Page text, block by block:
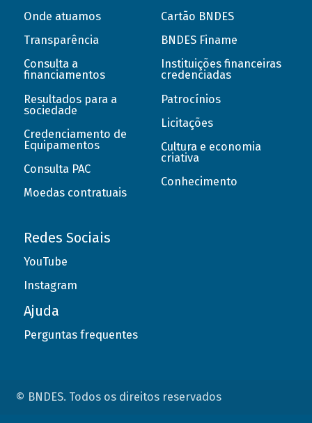
Onde atuamos
Transparência
Consulta a
financiamentos
Resultados para a
sociedade
Credenciamento de
Equipamentos
Consulta PAC
Moedas contratuais
Cartão BNDES
BNDES Finame
Instituições financeiras
credenciadas
Patrocínios
Licitações
Cultura e economia
criativa
Conhecimento
Redes Sociais
YouTube
Instagram
Ajuda
Perguntas frequentes
© BNDES. Todos os direitos reservados